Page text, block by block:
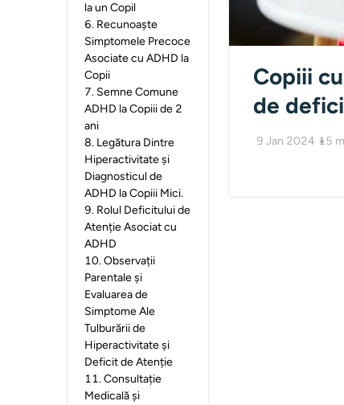
la un Copil
6. Recunoaște
Simptomele Precoce
Asociate cu ADHD la
Copii
7. Semne Comune
ADHD la Copiii de 2
ani
8. Legătura Dintre
Hiperactivitate și
Diagnosticul de
ADHD la Copiii Mici.
9. Rolul Deficitului de
Atenție Asociat cu
ADHD
10.Observații
Parentale și
Evaluarea de
Simptome Ale
Tulburării de
Hiperactivitate și
Deficit de Atenție
11.Consultație
Medicală și
Copiii
de
9 Jan 2024 15